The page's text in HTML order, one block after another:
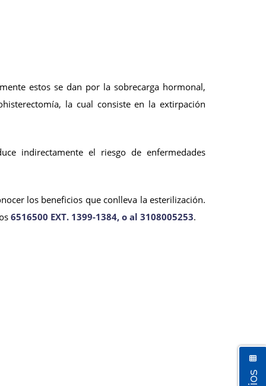
estos se dan por la sobrecarga hormonal,
la cual consiste en la extirpación
indirectamente el riesgo de enfermedades
los beneficios que conlleva la esterilización.
6516500 EXT. 1399-1384, o al 3108005253.